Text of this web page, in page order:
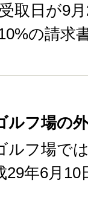
取日が9
の請求
フ場の
ルフ場で
年6月